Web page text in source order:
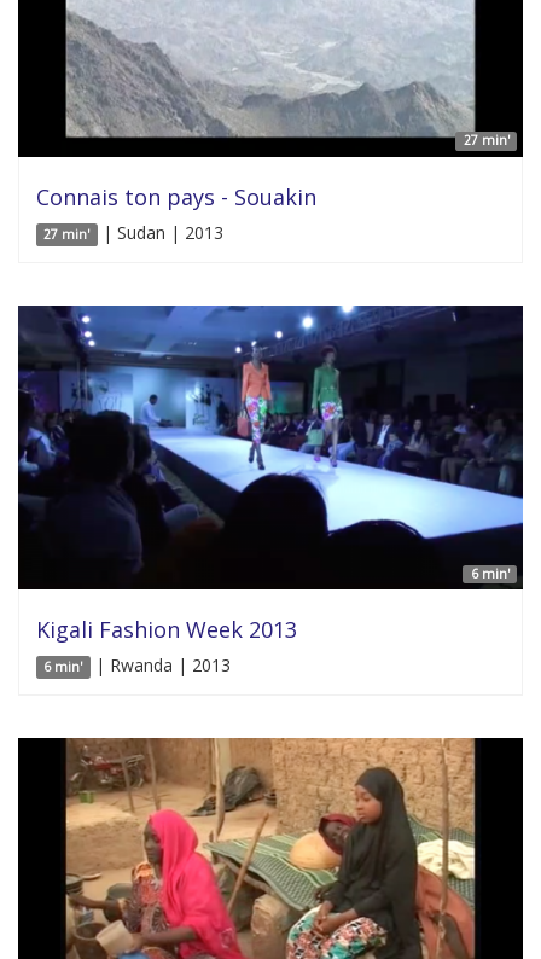
27 min'
Connais ton pays - Souakin
27 min' | Sudan | 2013
6 min'
Kigali Fashion Week 2013
6 min' | Rwanda | 2013